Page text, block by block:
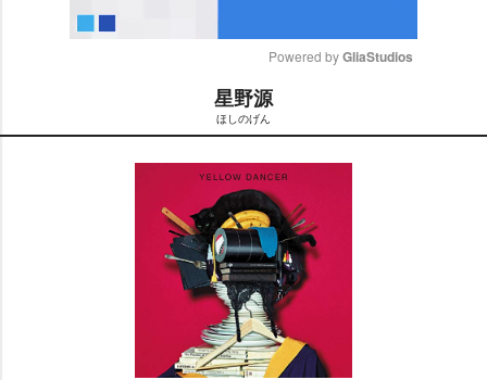
t
e
Powered by GliaStudios
星野源
ほしのげん